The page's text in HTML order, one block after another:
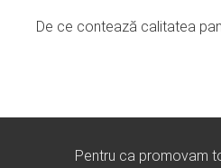
De ce contează calitatea
Pentru ca promovam